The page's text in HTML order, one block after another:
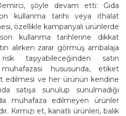
şöyle devam etti: Gıda
kullanma tarihi veya ithalat
özellikle kampanyalı ürünlerde
son kullanma tarihlerine dikkat
alırken zarar görmüş ambalaja
taşıyabileceğinden satın
muhafazası hususunda, etiket
edilmesi ve her ürünün kendine
satışa sunulup sunulmadığı
muhafaza edilmeyen ürünler
Kırmızı et, kanatlı ürünleri, balık